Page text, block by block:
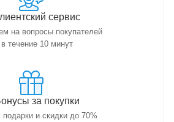
сервис
на вопросы покупателей
в течение 10 минут
за покупки
и скидки до 70%